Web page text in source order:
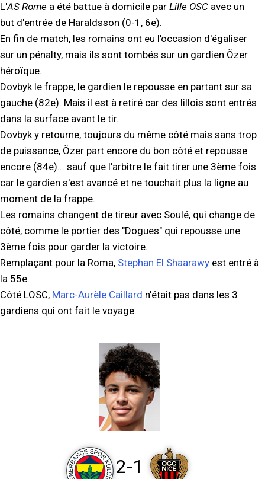
L'AS Rome a été battue à domicile par Lille OSC avec un
but d'entrée de Haraldsson (0-1, 6e).
En fin de match, les romains ont eu l'occasion d'égaliser
sur un pénalty, mais ils sont tombés sur un gardien Özer
héroïque.
Dovbyk le frappe, le gardien le repousse en partant sur sa
gauche (82e). Mais il est à retiré car des lillois sont entrés
dans la surface avant le tir.
Dovbyk y retourne, toujours du même côté mais sans trop
de puissance, Özer part encore du bon côté et repousse
encore (84e)... sauf que l'arbitre le fait tirer une 3ème fois
car le gardien s'est avancé et ne touchait plus la ligne au
moment de la frappe.
Les romains changent de tireur avec Soulé, qui change de
côté, comme le portier des "Dogues" qui repousse une
3ème fois pour garder la victoire.
Remplaçant pour la Roma, Stephan El Shaarawy est entré à
la 55e.
Côté LOSC, Marc-Aurèle Caillard n'était pas dans les 3
gardiens qui ont fait le voyage.
2-1